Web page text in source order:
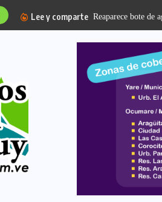
Lee y comparte UPT Valles del